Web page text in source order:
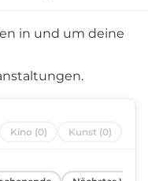
in und um deine
Kino (0) Kunst (0)